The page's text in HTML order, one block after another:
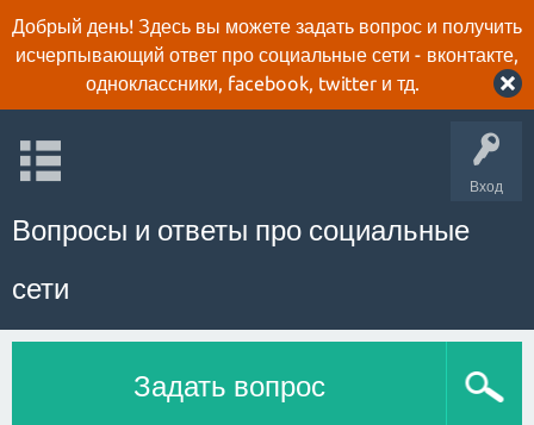
Добрый день! Здесь вы можете задать вопрос и получить
исчерпывающий ответ про социальные сети - вконтакте,
одноклассники, facebook, twitter и тд.
Вход
Вопросы и ответы про социальные
сети
Задать вопрос